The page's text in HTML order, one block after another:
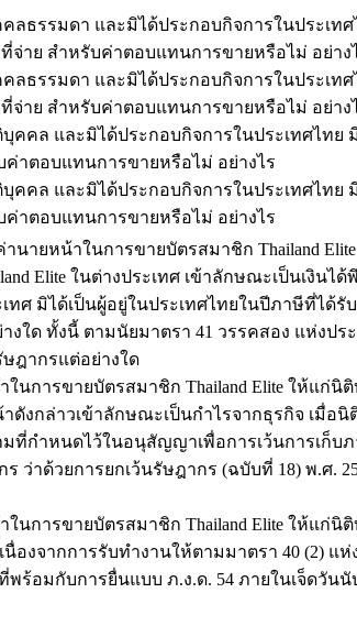
รรมดา และมิได้ประกอบกิจการในประเ
าย สำหรับค่าตอบแทนการขายหรือไม่ อย่าง
รรมดา และมิได้ประกอบกิจการในประเ
าย สำหรับค่าตอบแทนการขายหรือไม่ อย่าง
ล และมิได้ประกอบกิจการในประเทศไทย
าตอบแทนการขายหรือไม่ อย่างไร
ล และมิได้ประกอบกิจการในประเทศไทย
าตอบแทนการขายหรือไม่ อย่างไร
หน้าในการขายบัตรสมาชิก Thailand
Elite ในต่างประเทศ เข้าลักษณะเป็นเงินไ
ศ มิได้เป็นผู้อยู่ในประเทศไทยในปีภาษีที่ได้
งใด ทั้งนี้ ตามนัยมาตรา 41 วรรคสอง แห่ง
ฎากรแต่อย่างใด
ารขายบัตรสมาชิก Thailand Elite ให้แก่นิ
ดังกล่าวเข้าลักษณะเป็นกำไรจากธุรกิจ เมื่
มที่กำหนดไว้ในอนุสัญญาเพื่อการเว้นการเก็
าด้วยการยกเว้นรัษฎากร (ฉบับที่ 18) พ.ศ.
รขายบัตรสมาชิก Thailand Elite ให้แก่นิติ
นื่องจากการรับทำงานให้ตามมาตรา 40 (2)
ร้อมกับการยื่นแบบ ภ.ง.ด. 54 ภายในเจ็ดวัน